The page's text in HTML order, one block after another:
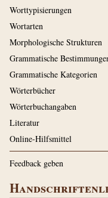
Worttypisierungen
Wortarten
Morphologische Strukturen
Grammatische
Grammatische Kategorien
Wörterbücher
Wörterbuchangaben
Literatur
Online-Hilfsmittel
Feedback geben